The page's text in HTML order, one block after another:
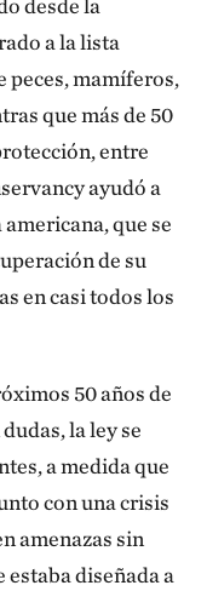
desde la
a la lista
peces, mamíferos,
que más de 50
entre
ayudó a
que se
de su
en casi todos los
50 años de
la ley se
a medida que
con una crisis
amenazas sin
diseñada a